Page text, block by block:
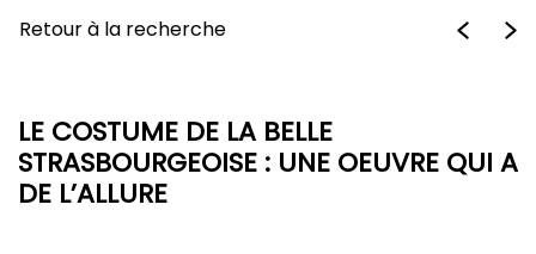
Retour à la recherche
LE COSTUME DE LA BELLE
STRASBOURGEOISE : UNE OEUVRE QUI A
DE L’ALLURE